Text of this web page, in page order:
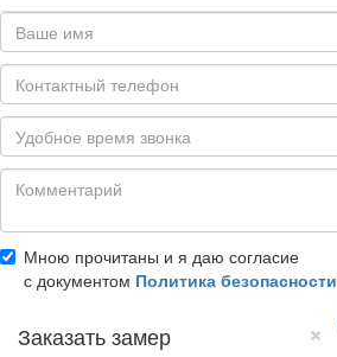
Мною прочитаны и я даю согласие
с документом Политика безопасности
×
Заказать замер